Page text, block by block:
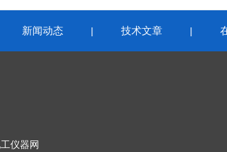
新闻动态 | 技术文章 |
仪器网